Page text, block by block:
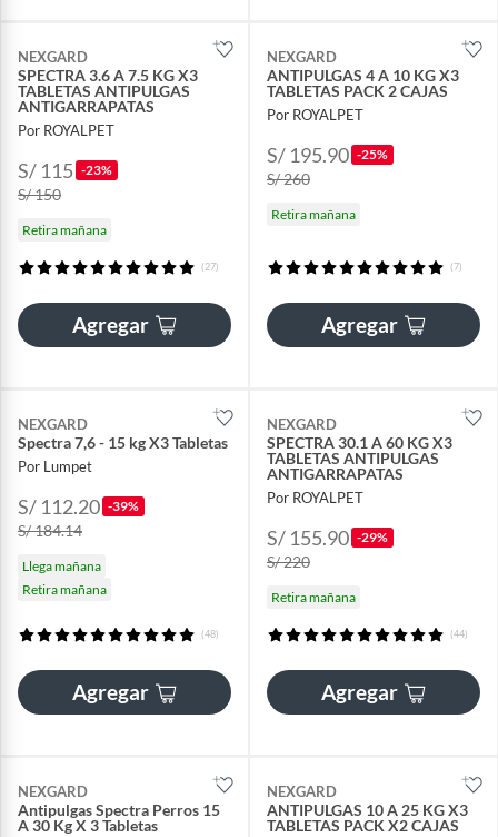
NEXGARD
SPECTRA 3.6 A 7.5 KG X3
TABLETAS ANTIPULGAS
ANTIGARRAPATAS
Por ROYALPET
S/ 115 -23%
S/ 150
Retira mañana
(27)
Agregar
NEXGARD
ANTIPULGAS 4 A 10 KG X3
TABLETAS PACK 2 CAJAS
Por ROYALPET
S/ 195.90 -25%
S/ 260
Retira mañana
(7)
Agregar
NEXGARD
Spectra 7,6 - 15 kg X3 Tabletas
Por Lumpet
S/ 112.20 -39%
S/ 184.14
Llega mañana
Retira mañana
(48)
Agregar
NEXGARD
SPECTRA 30.1 A 60 KG X3
TABLETAS ANTIPULGAS
ANTIGARRAPATAS
Por ROYALPET
S/ 155.90 -29%
S/ 220
Retira mañana
(44)
Agregar
NEXGARD
Antipulgas Spectra Perros 15
A 30 Kg X 3 Tabletas
NEXGARD
ANTIPULGAS 10 A 25 KG X3
TABLETAS PACK X2 CAJAS